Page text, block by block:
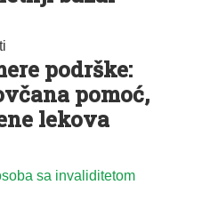
podrške:
pomoć,
lekova
sa invaliditetom